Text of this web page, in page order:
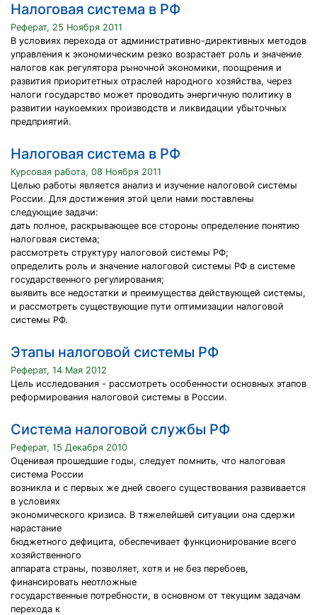
Налоговая система в РФ
Реферат, 25 Ноября 2011
В условиях перехода от административно-директивных методов
управления к экономическим резко возрастает роль и значение
налогов как регулятора рыночной экономики, поощрения и
развития приоритетных отраслей народного хозяйства, через
налоги государство может проводить энергичную политику в
развитии наукоемких производств и ликвидации убыточных
предприятий.
Налоговая система в РФ
Курсовая работа, 08 Ноября 2011
Целью работы является анализ и изучение налоговой системы
России. Для достижения этой цели нами поставлены
следующие задачи:
дать полное, раскрывающее все стороны определение понятию
налоговая система;
рассмотреть структуру налоговой системы РФ;
определить роль и значение налоговой системы РФ в системе
государственного регулирования;
выявить все недостатки и преимущества действующей системы,
и рассмотреть существующие пути оптимизации налоговой
системы РФ.
Этапы налоговой системы РФ
Реферат, 14 Мая 2012
Цель исследования - рассмотреть особенности основных этапов
реформирования налоговой системы в России.
Система налоговой службы РФ
Реферат, 15 Декабря 2010
Оценивая прошедшие годы, следует помнить, что налоговая
система России
возникла и с первых же дней своего существования развивается
в условиях
экономического кризиса. В тяжелейшей ситуации она сдержи
нарастание
бюджетного дефицита, обеспечивает функционирование всего
хозяйственного
аппарата страны, позволяет, хотя и не без перебоев,
финансировать неотложные
государственные потребности, в основном от текущим задачам
перехода к